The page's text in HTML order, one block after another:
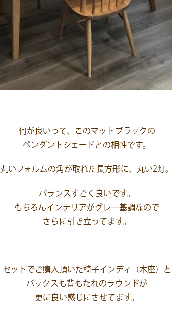
何が良いって、このマットブラックの
ペンダントシェードとの相性です。
丸いフォルムの角が取れた長方形に、丸い2灯。
バランスすごく良いです。
もちろんインテリアがグレー基調なので
さらに引き立ってます。
セットでご購入頂いた椅子インディ（木座）と
バックスも背もたれのラウンドが
更に良い感じにさせてます。